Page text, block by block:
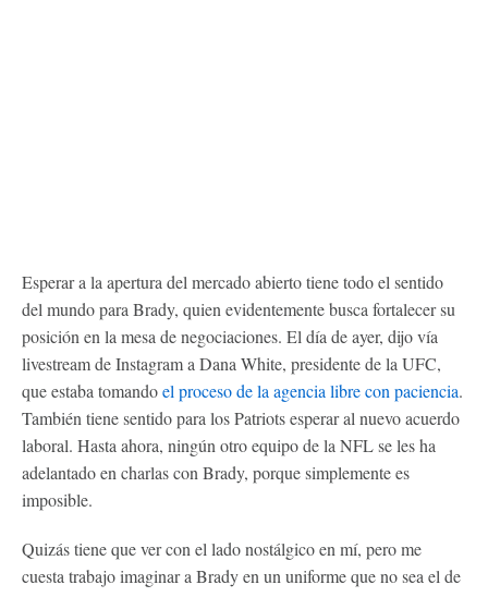
Esperar a la apertura del mercado abierto tiene todo el sentido
del mundo para Brady, quien evidentemente busca fortalecer su
posición en la mesa de negociaciones. El día de ayer, dijo vía
livestream de Instagram a Dana White, presidente de la UFC,
que estaba tomandoel proceso de la agencia libre con paciencia.
También tiene sentido para los Patriots esperar al nuevo acuerdo
laboral. Hasta ahora, ningún otro equipo de la NFL se les ha
adelantado en charlas con Brady, porque simplemente es
imposible.
Quizás tiene que ver con el lado nostálgico en mí, pero me
cuesta trabajo imaginar a Brady en un uniforme que no sea el de